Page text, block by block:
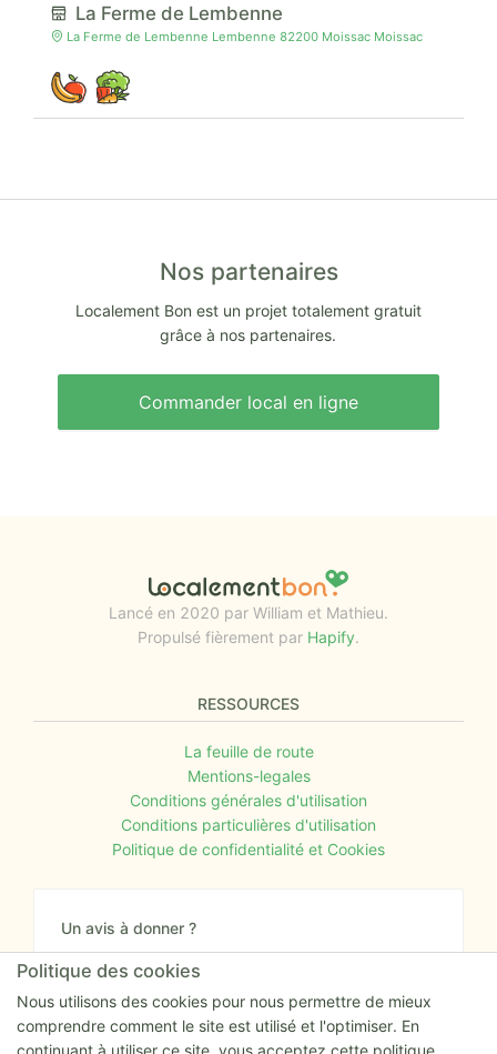
La Ferme de Lembenne
La Ferme de Lembenne Lembenne 82200 Moissac Moissac
Nos partenaires
Localement Bon est un projet totalement gratuit
grâce à nos partenaires.
Commander local en ligne
Lancé en 2020 par William et Mathieu.
Propulsé fièrement par Hapify.
RESSOURCES
La feuille de route
Mentions-legales
Conditions générales d'utilisation
Conditions particulières d'utilisation
Politique de confidentialité et Cookies
Un avis à donner ?
Donnez nous votre avis sur le site ou proposez
nous tout simplement vos nouvelles idées.
Nous écrire
Politique des cookies
Nous utilisons des cookies pour nous permettre de mieux
comprendre comment le site est utilisé et l'optimiser. En
continuant à utiliser ce site, vous acceptez cette politique.